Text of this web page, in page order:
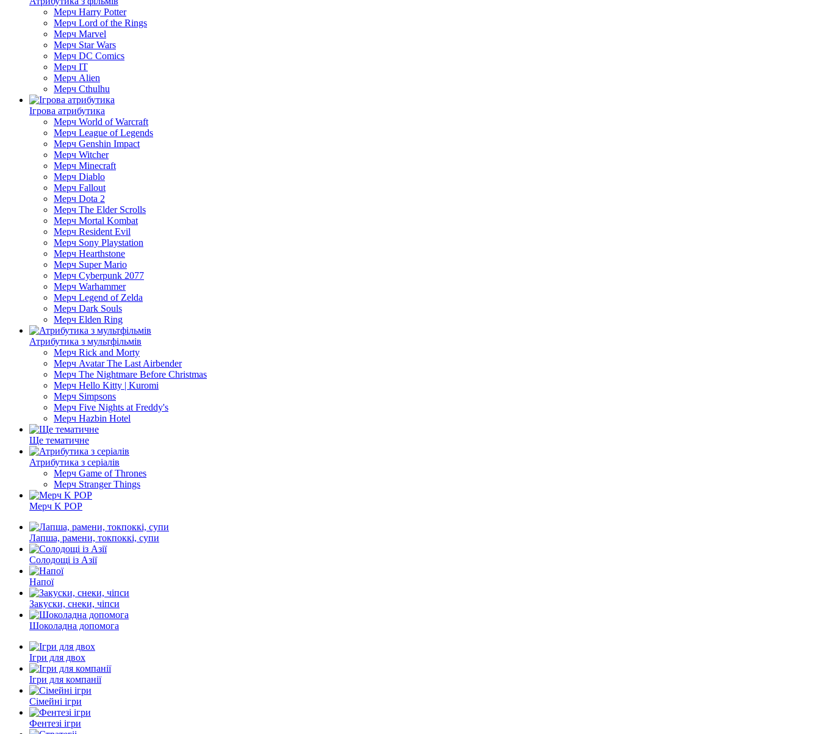
Мерч Harry Potter
Мерч Lord of the Rings
Мерч Marvel
Мерч Star Wars
Мерч DC Comics
Мерч IT
Мерч Alien
Мерч Cthulhu
Ігрова атрибутика
Мерч World of Warcraft
Мерч League of Legends
Мерч Genshin Impact
Мерч Witcher
Мерч Minecraft
Мерч Diablo
Мерч Fallout
Мерч Dota 2
Мерч The Elder Scrolls
Мерч Mortal Kombat
Мерч Resident Evil
Мерч Sony Playstation
Мерч Hearthstone
Мерч Super Mario
Мерч Cyberpunk 2077
Мерч Warhammer
Мерч Legend of Zelda
Мерч Dark Souls
Мерч Elden Ring
Атрибутика з мультфільмів
Мерч Rick and Morty
Мерч Avatar The Last Airbender
Мерч The Nightmare Before Christmas
Мерч Hello Kitty | Kuromi
Мерч Simpsons
Мерч Five Nights at Freddy's
Мерч Hazbin Hotel
Ще тематичне
Атрибутика з серіалів
Мерч Game of Thrones
Мерч Stranger Things
Мерч K POP
Лапша, рамени, токпоккі, супи
Солодощі із Азії
Напої
Закуски, снеки, чіпси
Шоколадна допомога
Ігри для двох
Ігри для компанії
Сімейні ігри
Фентезі ігри